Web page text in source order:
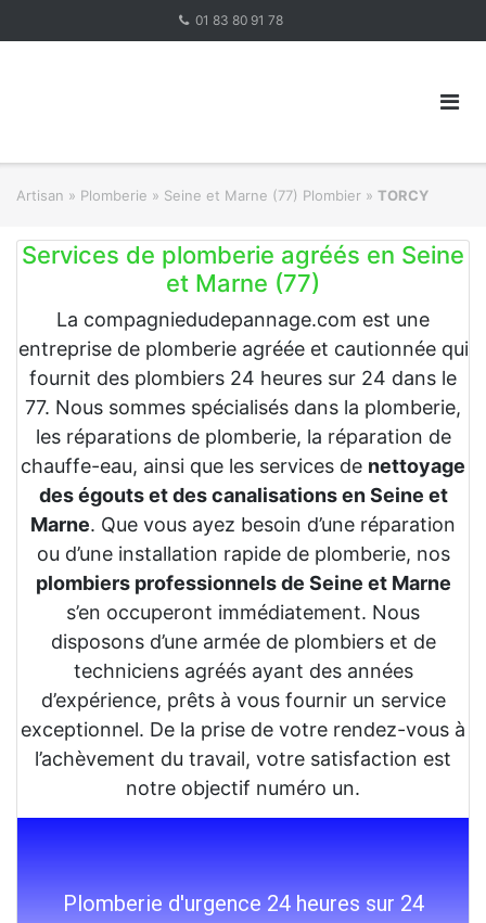
01 83 80 91 78
Artisan » Plomberie » Seine et Marne (77) Plombier » TORCY
Services de plomberie agréés en Seine
et Marne (77)
La compagniedudepannage.com est une
entreprise de plomberie agréée et cautionnée qui
fournit des plombiers 24 heures sur 24 dans le
77. Nous sommes spécialisés dans la plomberie,
les réparations de plomberie, la réparation de
chauffe-eau, ainsi que les services de nettoyage
des égouts et des canalisations en Seine et
Marne. Que vous ayez besoin d’une réparation
ou d’une installation rapide de plomberie, nos
plombiers professionnels de Seine et Marne
s’en occuperont immédiatement. Nous
disposons d’une armée de plombiers et de
techniciens agréés ayant des années
d’expérience, prêts à vous fournir un service
exceptionnel. De la prise de votre rendez-vous à
l’achèvement du travail, votre satisfaction est
notre objectif numéro un.
Plomberie d'urgence 24 heures sur 24